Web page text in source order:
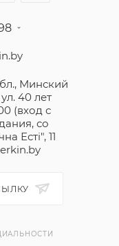
Минский
40 лет
(вход с
со
Естi", 11